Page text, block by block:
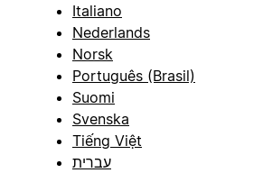
Italiano
Nederlands
Norsk
Português (Brasil)
Suomi
Svenska
Tiếng Việt
עברית